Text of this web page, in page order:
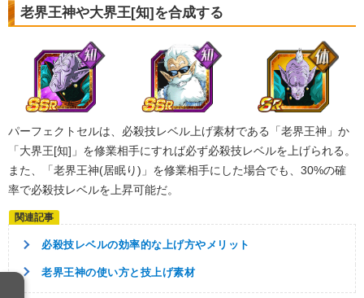
永遠の宿敵
変身セル
9.0 /10 点
気力+3
ATK+45%
DEF+25%
【一致するリンクスキル(
5)】
未来からの使者
BOSSキャラ
分身
究極生命体への系譜
超激戦
【一致するカテゴリー(9)】
人造人間/セル編
人工生命体
永遠の宿敵
老界王神や大界王[知]を合成する
パーフェクトセルは、必殺技レベル上げ素材である「老界王神」か
「大界王[知]」を修業相手にすれば必ず必殺技レベルを上げられる。
また、「老界王神(居眠り)」を修業相手にした場合でも、30%の確
率で必殺技レベルを上昇可能だ。
必殺技レベルの効率的な上げ方やメリット
老界王神の使い方と技上げ素材